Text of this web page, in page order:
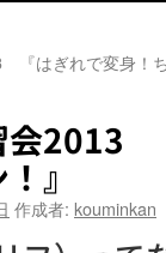
『はぎれで変身！
会2013
』
作成者: kouminkan